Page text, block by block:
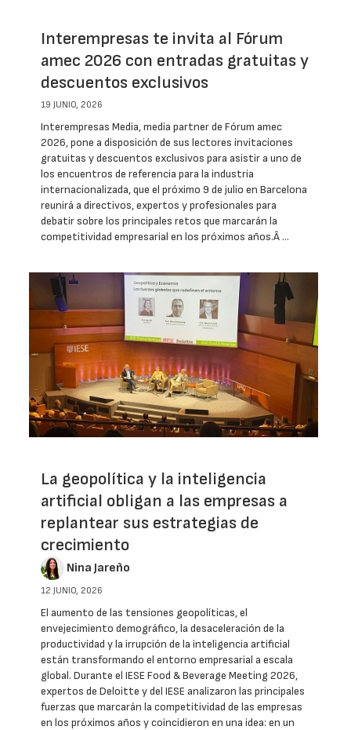
Interempresas te invita al Fórum
amec 2026 con entradas gratuitas y
descuentos exclusivos
19 JUNIO, 2026
Interempresas Media, media partner de Fórum amec
2026, pone a disposición de sus lectores invitaciones
gratuitas y descuentos exclusivos para asistir a uno de
los encuentros de referencia para la industria
internacionalizada, que el próximo 9 de julio en Barcelona
reunirá a directivos, expertos y profesionales para
debatir sobre los principales retos que marcarán la
competitividad empresarial en los próximos años.Â …
La geopolítica y la inteligencia
artificial obligan a las empresas a
replantear sus estrategias de
crecimiento
Nina Jareño
12 JUNIO, 2026
El aumento de las tensiones geopolíticas, el
envejecimiento demográfico, la desaceleración de la
productividad y la irrupción de la inteligencia artificial
están transformando el entorno empresarial a escala
global. Durante el IESE Food & Beverage Meeting 2026,
expertos de Deloitte y del IESE analizaron las principales
fuerzas que marcarán la competitividad de las empresas
en los próximos años y coincidieron en una idea: en un